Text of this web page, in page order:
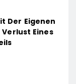
Der Eigenen
Eines